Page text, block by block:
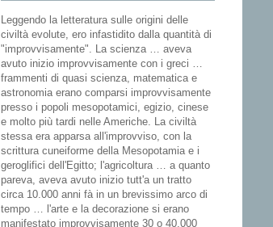
Leggendo la letteratura sulle origini delle
civiltà evolute, ero infastidito dalla quantità di
"improvvisamente". La scienza … aveva
avuto inizio improvvisamente con i greci …
frammenti di quasi scienza, matematica e
astronomia erano comparsi improvvisamente
presso i popoli mesopotamici, egizio, cinese
e molto più tardi nelle Americhe. La civiltà
stessa era apparsa all'improvviso, con la
scrittura cuneiforme della Mesopotamia e i
geroglifici dell'Egitto; l'agricoltura … a quanto
pareva, aveva avuto inizio tutt'a un tratto
circa 10.000 anni fà in un brevissimo arco di
tempo … l'arte e la decorazione si erano
manifestato improvvisamente 30 o 40.000